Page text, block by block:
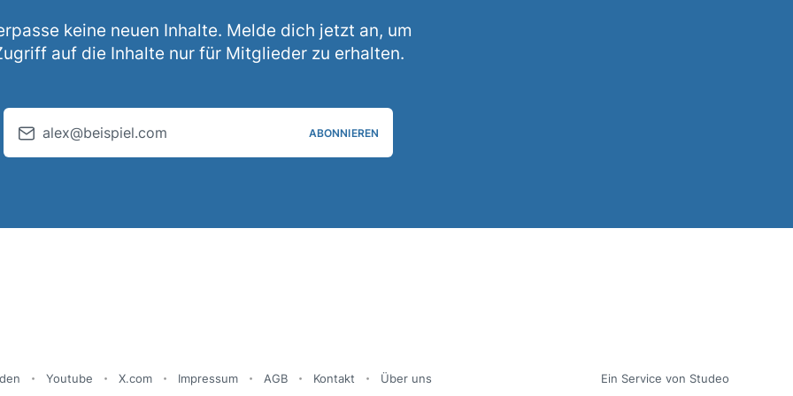
keine neuen Inhalte. Melde dich jetzt an, um
auf die Inhalte nur für Mitglieder zu erhalten.
alex@beispiel.com ABONNIEREN
Youtube X.com Impressum AGB Kontakt Über uns Ein Service von Studeo